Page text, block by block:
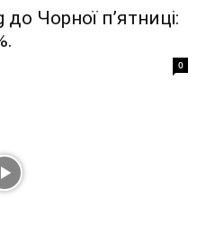
до Чорної п’ятниці:
0